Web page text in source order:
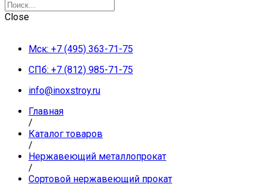
Close
Мск: +7 (495) 363-71-75
СПб: +7 (812) 985-71-75
info@inoxstroy.ru
Главная
/
Каталог товаров
/
Нержавеющий металлопрокат
/
Сортовой нержавеющий прокат